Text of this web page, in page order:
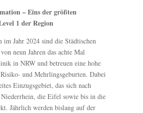
– Eins der größten
1 der Region
Jahr 2024 sind die Städtischen
neun Jahren das achte Mal
in NRW und betreuen eine hohe
und Mehrlingsgeburten. Dabei
Einzugsgebiet, das sich nach
die Eifel sowie bis in die
Jährlich werden bislang auf der